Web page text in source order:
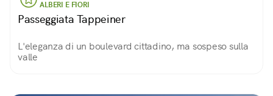
ALBERI E FIORI
Passeggiata Tappeiner
L'eleganza di un boulevard cittadino, ma sospeso sulla
valle